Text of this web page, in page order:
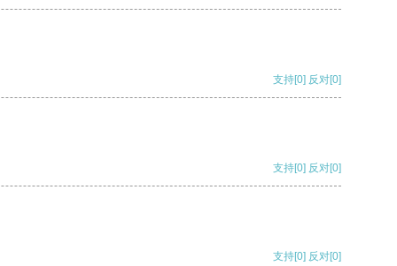
支持[0] 反对[0]
支持[0] 反对[0]
支持[0] 反对[0]